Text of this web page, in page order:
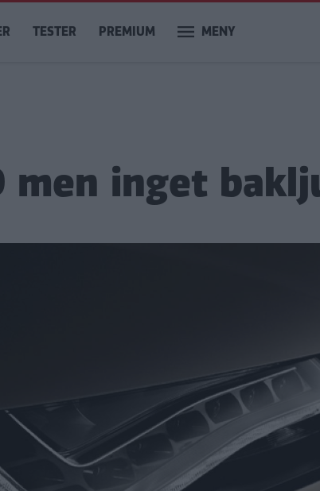
TESTER PREMIUM MENY
men inget